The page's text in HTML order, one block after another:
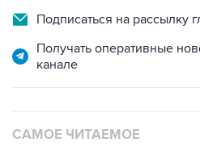
Подписаться на рассылку
Получать оперативные
канале
САМОЕ ЧИТАЕМОЕ